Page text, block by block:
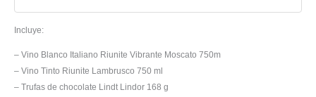
Incluye:
– Vino Blanco Italiano Riunite Vibrante Moscato 750m
– Vino Tinto Riunite Lambrusco 750 ml
– Trufas de chocolate Lindt Lindor 168 g